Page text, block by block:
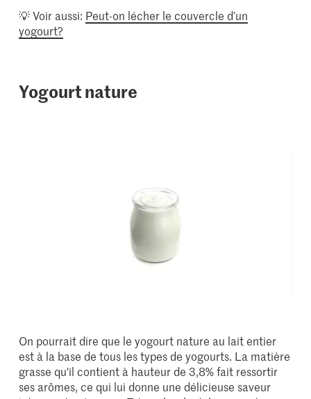
💡 Voir aussi: Peut-on lécher le couvercle d’un
yogourt?
Yogourt nature
On pourrait dire que le yogourt nature au lait entier
est à la base de tous les types de yogourts. La matière
grasse qu'il contient à hauteur de 3,8% fait ressortir
ses arômes, ce qui lui donne une délicieuse saveur